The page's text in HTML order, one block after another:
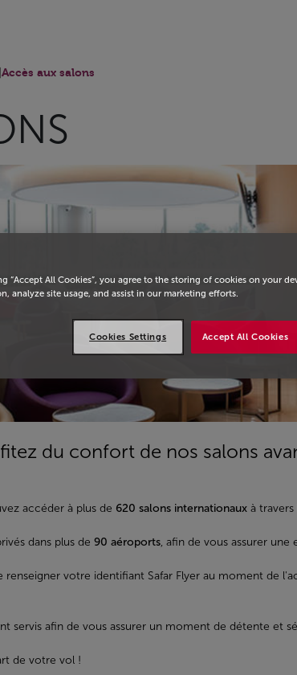
Accès aux salons
du confort de nos salons
accéder à plus de 620 salons internationaux à
dans plus de 90 aéroports, afin de vous assurer
renseigner votre identifiant Safar Flyer au moment de
servis afin de vous assurer un moment de détente et
de votre vol !
“Accept All Cookies”, you agree to the storing of cookies on your
analyze site usage, and assist in our marketing efforts.
Accept All Cookies
Cookies Settings